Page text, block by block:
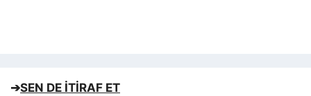
➔SEN DE İTİRAF ET